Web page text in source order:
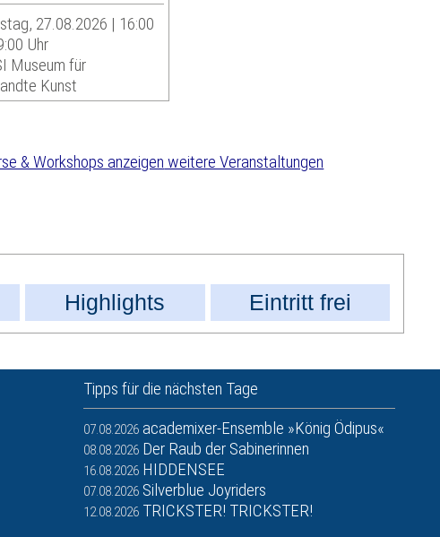
27.08.2026 | 16:00
Uhr
Museum für
Kunst
weitere Veranstaltungen
Highlights Eintritt frei
Tipps für die nächsten Tage
07.08.2026 academixer-Ensemble »König Ödipus«
08.08.2026 Der Raub der Sabinerinnen
16.08.2026 HIDDENSEE
07.08.2026 Silverblue Joyriders
12.08.2026 TRICKSTER! TRICKSTER!